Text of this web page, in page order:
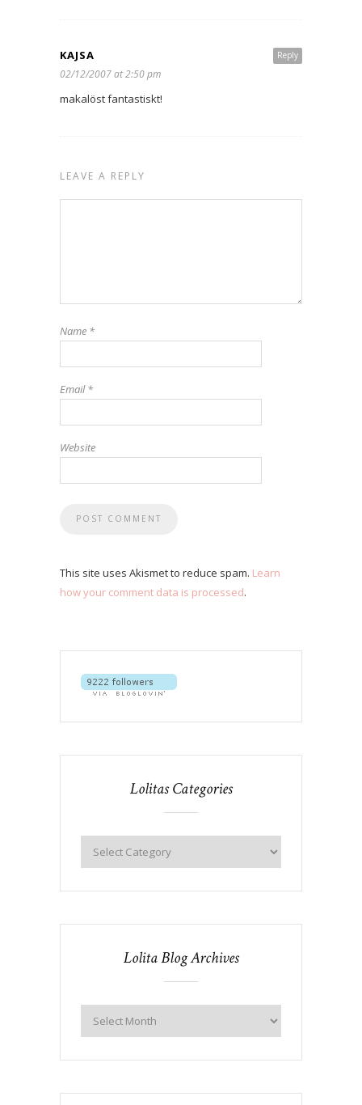
Reply
KAJSA
02/12/2007 at 2:50 pm
makalöst fantastiskt!
LEAVE A REPLY
Name *
Email*
Website
This site uses Akismet to reduce spam. Learn
how your comment data is processed.
Lolitas Categories
Lolita Blog Archives